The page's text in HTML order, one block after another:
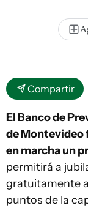
Compartir
El Banco de
de Montevideo
en marcha un
permitirá a
gratuitamente
puntos de la